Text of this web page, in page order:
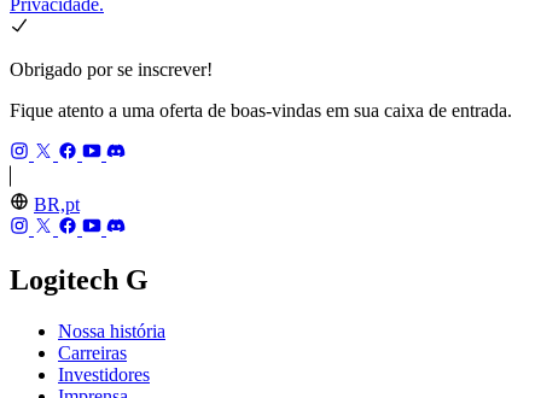
Privacidade.
Obrigado por se inscrever!
Fique atento a uma oferta de boas-vindas em sua caixa de entrada.
BR,pt
Logitech G
Nossa história
Carreiras
Investidores